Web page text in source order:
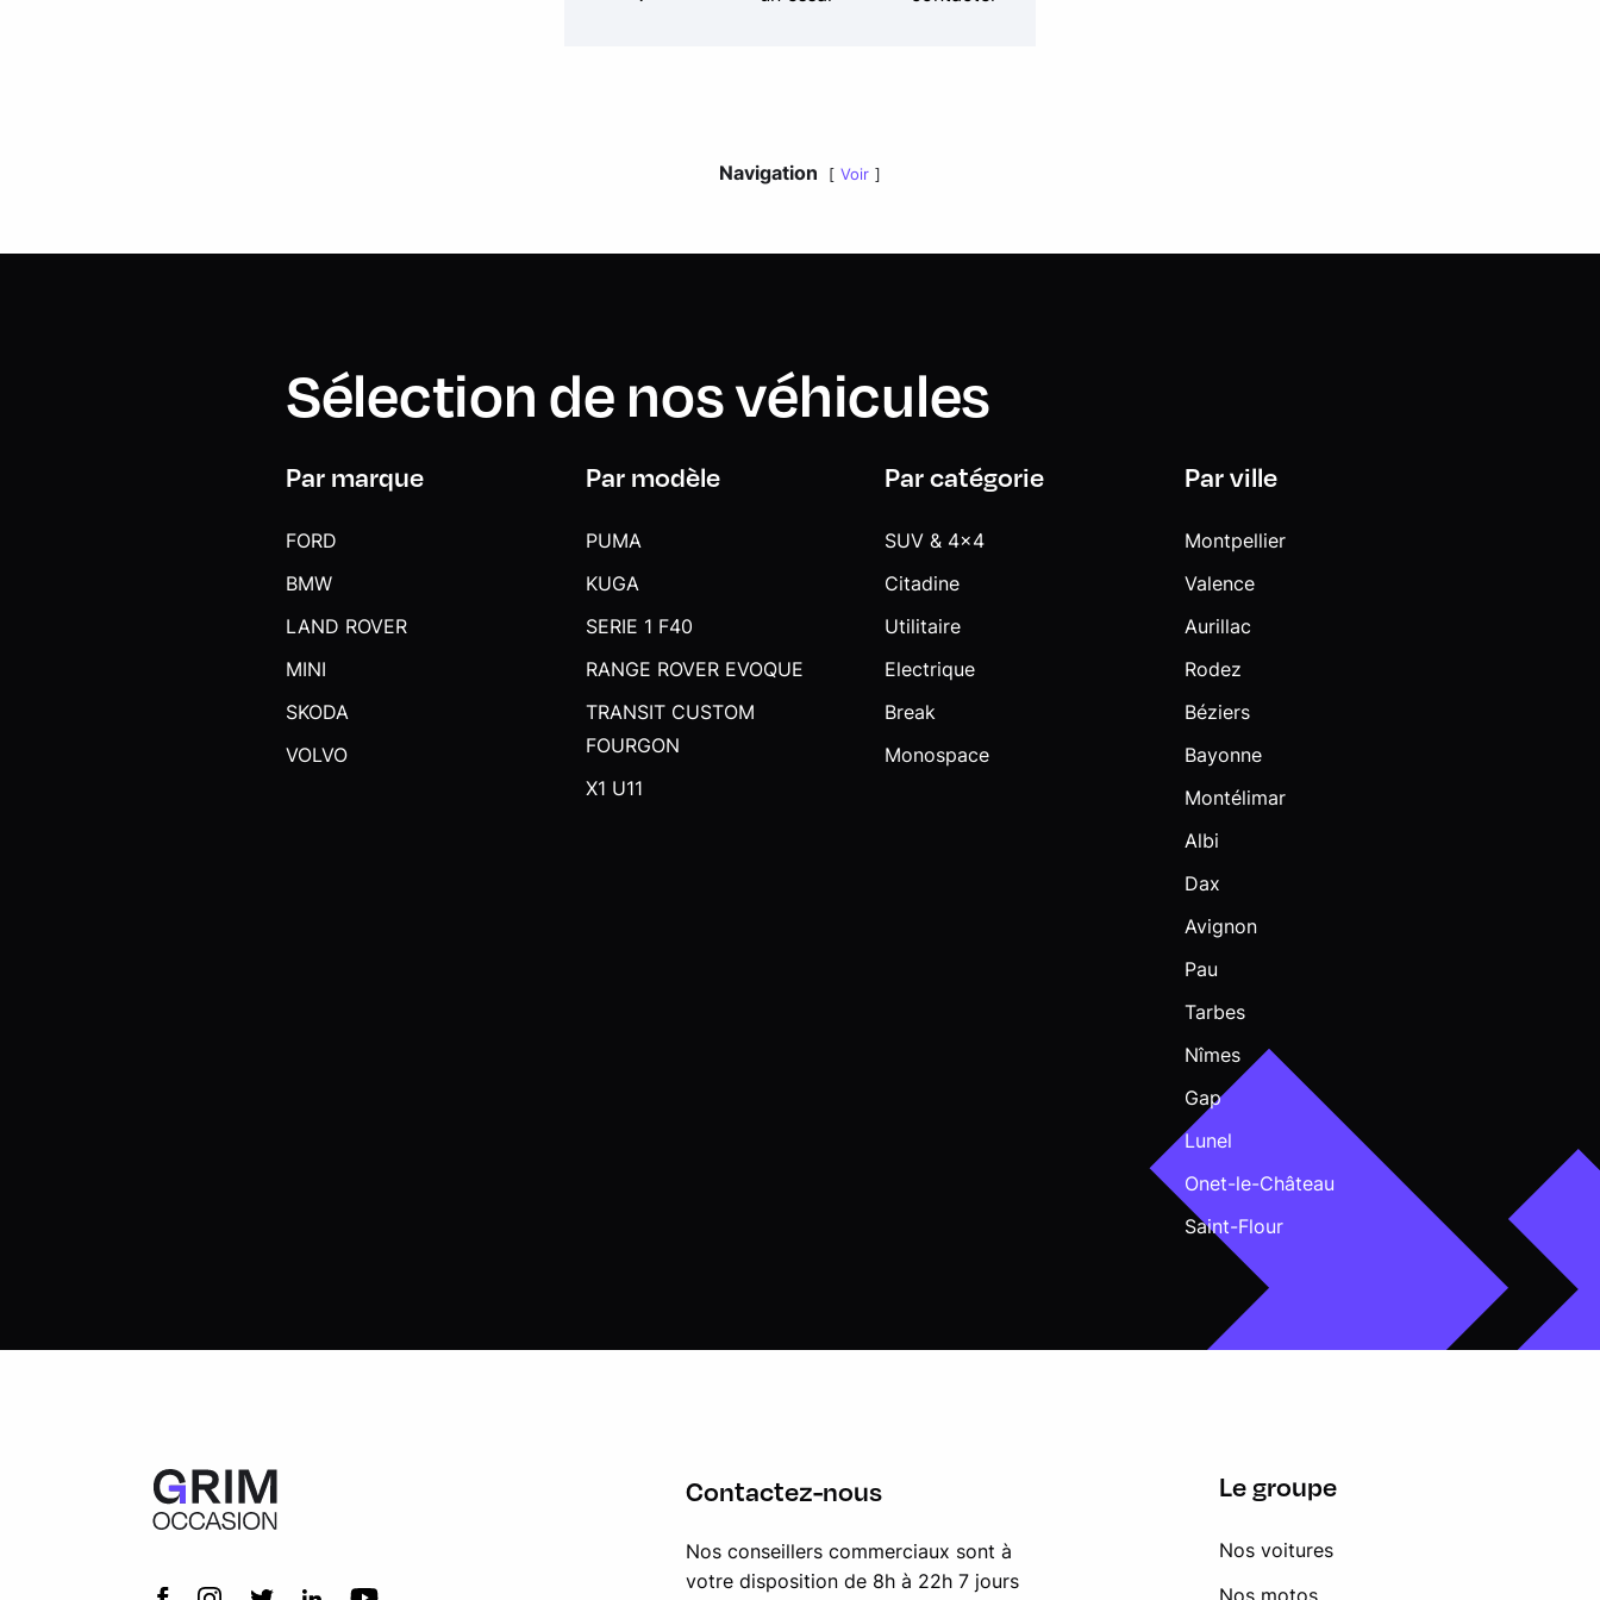
Navigation Voir
Sélection de nos véhicules
Par marque
FORD
BMW
LAND ROVER
MINI
SKODA
VOLVO
Par modèle
PUMA
KUGA
SERIE 1 F40
RANGE ROVER EVOQUE
TRANSIT CUSTOM
FOURGON
X1 U11
Par catégorie
SUV & 4x4
Citadine
Utilitaire
Electrique
Break
Monospace
Par ville
Montpellier
Valence
Aurillac
Rodez
Béziers
Bayonne
Montélimar
Albi
Dax
Avignon
Pau
Tarbes
Nîmes
Gap
Lunel
Onet-le-Château
Saint-Flour
Contactez-nous
Nos conseillers commerciaux sont à
votre disposition de 8h à 22h 7 jours
Le groupe
Nos voitures
Nos motos